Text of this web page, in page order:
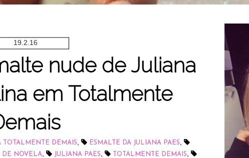
19.2.16
nude de Juliana
em Totalmente
TOTALMENTE DEMAIS ESMALTE DA JULIANA PAES
DE NOVELA JULIANA PAES TOTALMENTE DEMAIS